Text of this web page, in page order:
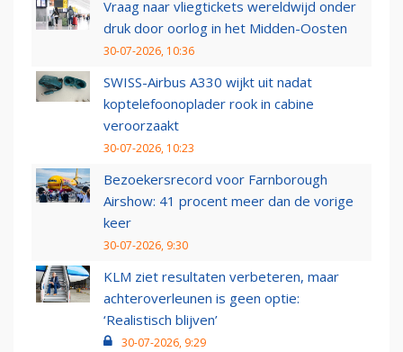
Vraag naar vliegtickets wereldwijd onder
druk door oorlog in het Midden-Oosten
30-07-2026, 10:36
SWISS-Airbus A330 wijkt uit nadat
koptelefoonoplader rook in cabine
veroorzaakt
30-07-2026, 10:23
Bezoekersrecord voor Farnborough
Airshow: 41 procent meer dan de vorige
keer
30-07-2026, 9:30
KLM ziet resultaten verbeteren, maar
achteroverleunen is geen optie:
‘Realistisch blijven’
30-07-2026, 9:29